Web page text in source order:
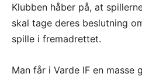
Klubben håber på, at
skal tage deres beslutning
spille i fremadrettet.
Man får i Varde IF en masse